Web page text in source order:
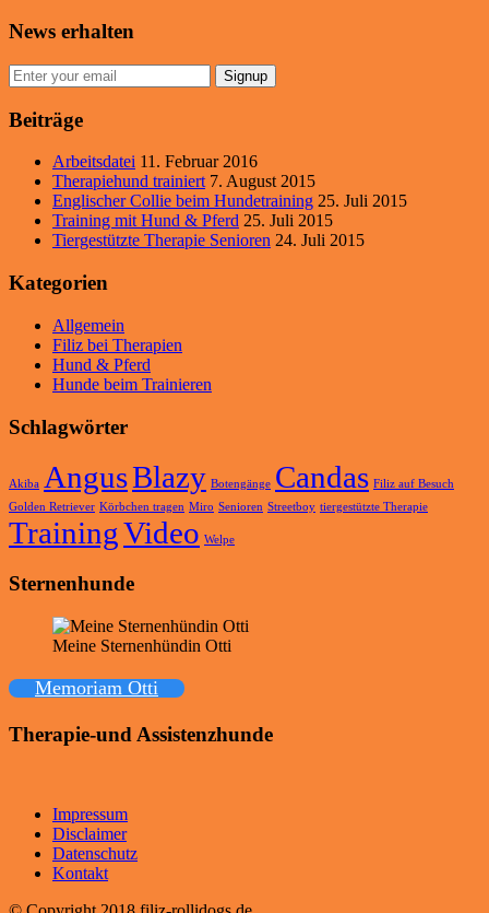
News erhalten
Signup
Beiträge
Arbeitsdatei 11. Februar 2016
Therapiehund trainiert 7. August 2015
Englischer Collie beim Hundetraining 25. Juli 2015
Training mit Hund & Pferd 25. Juli 2015
Tiergestützte Therapie Senioren 24. Juli 2015
Kategorien
Allgemein
Filiz bei Therapien
Hund & Pferd
Hunde beim Trainieren
Schlagwörter
Akiba AngusBlazy Botengänge Candas Filiz auf Besuch
Golden Retriever Körbchen tragen Miro Senioren Streetboy tiergestützte Therapie
TrainingVideo Welpe
Sternenhunde
Meine Sternenhündin Otti
Memoriam Otti
Therapie-und Assistenzhunde
Impressum
Disclaimer
Datenschutz
Kontakt